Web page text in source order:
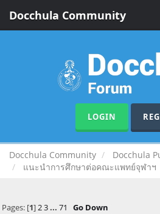
Docchula Community
LOGIN
Docchula Community
Docchula
แนะนำการศึกษาต่อคณะแพทย์จุฬาฯ
Pages: [1]2 3 ... 71 Go Down